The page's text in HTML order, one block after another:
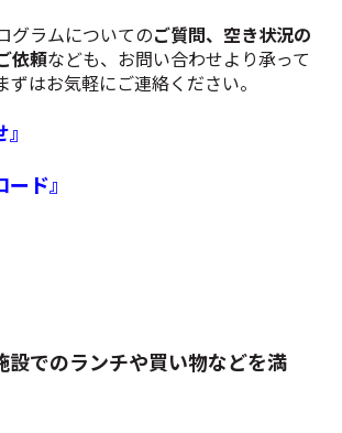
グラムについてのご質問、空き状況の
依頼なども、お問い合わせより承って
ずはお気軽にご連絡ください。
ド』
設でのランチや買い物などを満